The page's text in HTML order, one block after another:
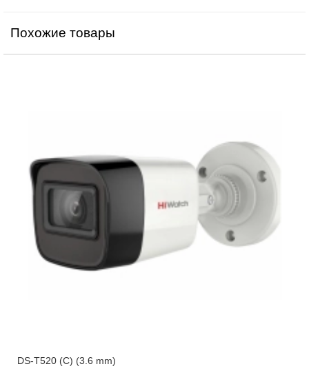
Похожие товары
DS-T520 (C) (3.6 mm)